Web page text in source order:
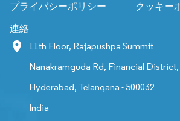
プライバシーポリシー クッキー
連絡
11th Floor, Rajapushpa Summit
Nanakramguda Rd, Financial
Hyderabad, Telangana - 500032
India